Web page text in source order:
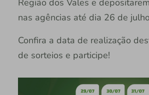
nas agências até dia 26 de
Confira a data de realização
de sorteios e participe!